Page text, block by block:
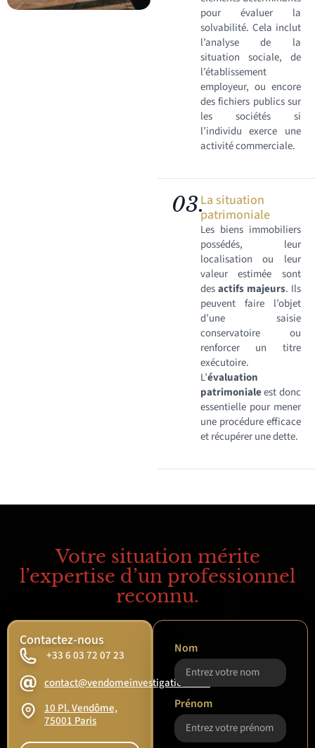
pour évaluer la
solvabilité. Cela inclut
l’analyse de la
situation sociale, de
l’établissement
employeur, ou encore
des fichiers publics sur
les sociétés si
l’individu exerce une
activité commerciale.
03.La situation
patrimoniale
Les biens immobiliers
possédés, leur
localisation ou leur
valeur estimée sont
desactifs majeurs. Ils
peuvent faire l’objet
d’une saisie
conservatoire ou
renforcer un titre
exécutoire.
L’évaluation
patrimonialeest donc
essentielle pour mener
une procédure efficace
et récupérer une dette.
Votre situation mérite
l’expertise d’un professionnel
reconnu.
Contactez-nous
+33 6 03 72 07 23
contact@vendomeinvestigation.com
10 Pl. Vendôme,
75001 Paris
Nom
Prénom